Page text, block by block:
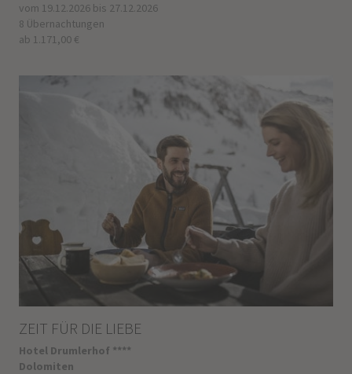
vom 19.12.2026 bis 27.12.2026
8 Übernachtungen
ab 1.171,00 €
ZEIT FÜR DIE LIEBE
Hotel Drumlerhof ****
Dolomiten